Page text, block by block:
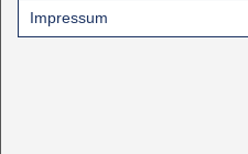
Impressum